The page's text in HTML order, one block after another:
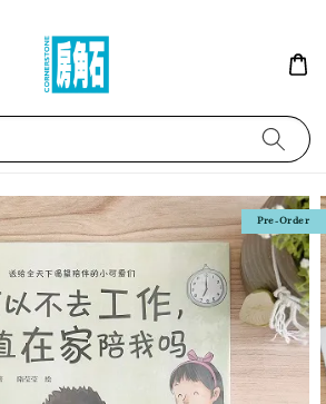
Pre-Order